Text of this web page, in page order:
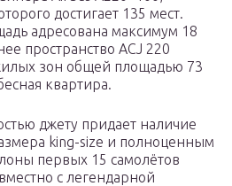
достигает 135 мест.
адресована максимум 18
пространство ACJ 220
зон общей площадью 73
квартира.
джету придает наличие
king-size и полноценным
первых 15 самолётов
с легендарной